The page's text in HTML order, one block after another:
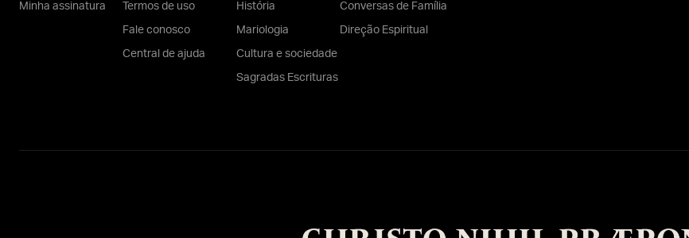
Minha assinatura Termos de uso
Fale conosco
Central de ajuda
História
Mariologia
Cultura e sociedade
Sagradas Escrituras
Conversas de Família
Direção Espiritual